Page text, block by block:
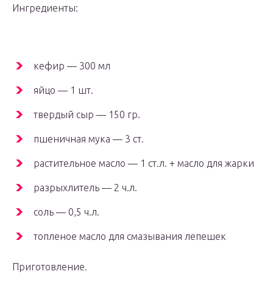
Ингредиенты:
кефир — 300 мл
яйцо — 1 шт.
твердый сыр — 150 гр.
пшеничная мука — 3 ст.
растительное масло — 1 ст.л. + масло для жарки
разрыхлитель — 2 ч.л.
соль — 0,5 ч.л.
топленое масло для смазывания лепешек
Приготовление.